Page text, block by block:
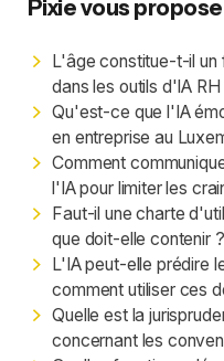
Pixie vous propose
L'âge constitue-t-il un
dans les outils d'IA RH
Qu'est-ce que l'IA
en entreprise au
Comment
l'IA pour limiter les
Faut-il une charte
que doit-elle contenir ?
L'IA peut-elle prédire
comment utiliser ces
Quelle est la
concernant les